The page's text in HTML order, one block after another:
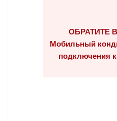
ОБРАТИТЕ
Мобильный
подключения